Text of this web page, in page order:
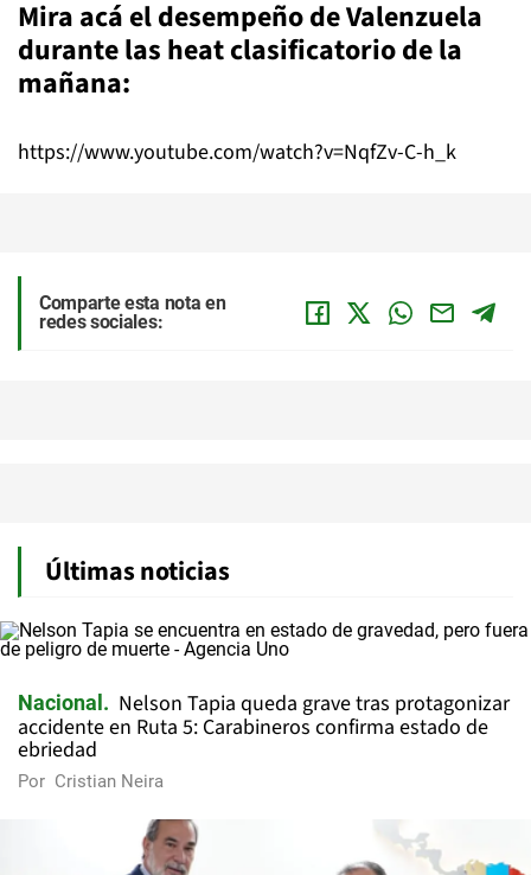
Mira acá el desempeño de Valenzuela
durante las heat clasificatorio de la
mañana:
https://www.youtube.com/watch?v=NqfZv-C-h_k
Comparte esta nota en
redes sociales:
Últimas noticias
Nacional
Nelson Tapia queda grave tras protagonizar
accidente en Ruta 5: Carabineros confirma estado de
ebriedad
Por Cristian Neira